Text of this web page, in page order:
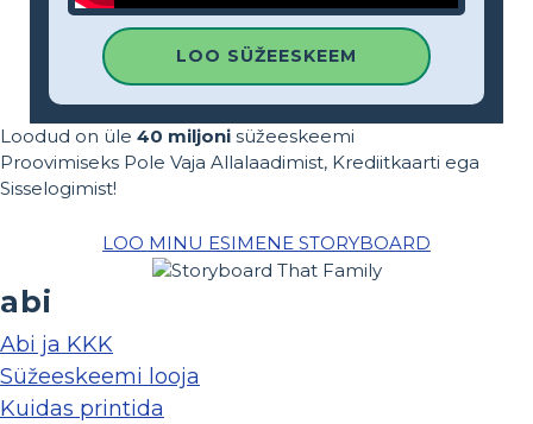
LOO SÜŽEESKEEM
Loodud on üle 40 miljoni süžeeskeemi
Proovimiseks Pole Vaja Allalaadimist, Krediitkaarti ega
Sisselogimist!
LOO MINU ESIMENE STORYBOARD
abi
Abi ja KKK
Süžeeskeemi looja
Kuidas printida